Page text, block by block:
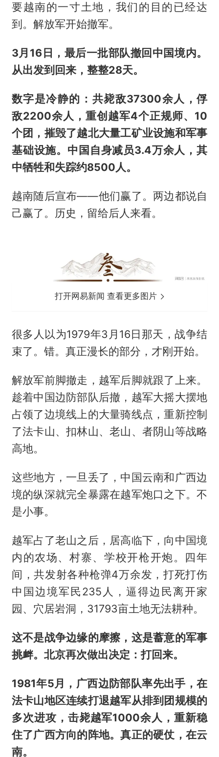
要越南的一寸土地，我们的目的已经达
到。解放军开始撤军。
3月16日，最后一批部队撤回中国境内。
从出发到回来，整整28天。
数字是冷静的：共毙敌37300余人，俘
敌2200余人，重创越军4个正规师、10
个团，摧毁了越北大量工矿业设施和军事
基础设施。中国自身减员3.4万余人，其
中牺牲和失踪约8500人。
越南随后宣布——他们赢了。两边都说自
己赢了。历史，留给后人来看。
打开网易新闻 查看更多图片
很多人以为1979年3月16日那天，战争结
束了。错。真正漫长的部分，才刚开始。
解放军前脚撤走，越军后脚就跟了上来。
趁着中国边防部队后撤，越军大摇大摆地
占领了边境线上的大量骑线点，重新控制
了法卡山、扣林山、老山、者阴山等战略
高地。
这些地方，一旦丢了，中国云南和广西边
境的纵深就完全暴露在越军炮口之下。不
是小事。
越军占了老山之后，居高临下，向中国境
内的农场、村寨、学校开枪开炮。四年
间，共发射各种枪弹4万余发，打死打伤
中国边境军民235人，逼得边民离开家
园、穴居岩洞，31793亩土地无法耕种。
这不是战争边缘的摩擦，这是蓄意的军事
挑衅。北京再次做出决定：打回来。
1981年5月，广西边防部队率先出手，在
法卡山地区连续打退越军从排到团规模的
多次进攻，击毙越军1000余人，重新稳
住了广西方向的阵地。真正的硬仗，在云
南。